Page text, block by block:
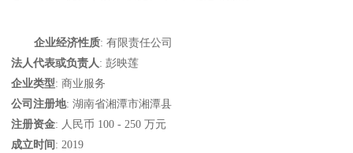
企业经济性质: 有限责任公司
法人代表或负责人: 彭映莲
企业类型: 商业服务
公司注册地: 湖南省湘潭市湘潭县
注册资金: 人民币 100 - 250 万元
成立时间: 2019